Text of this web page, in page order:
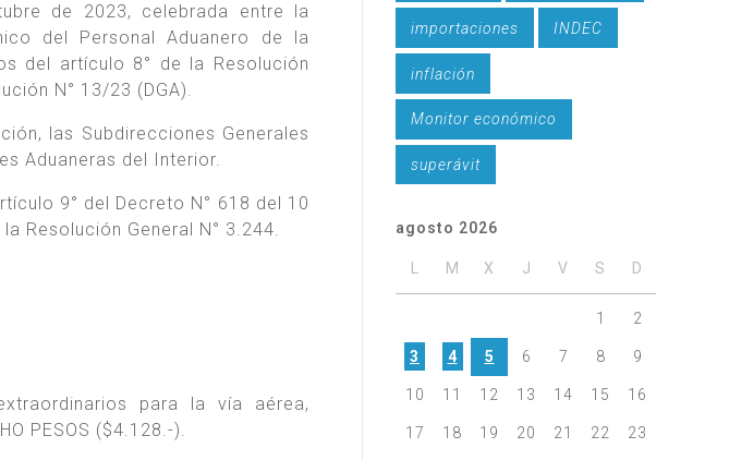
de 2023, celebrada entre la
del Personal Aduanero de la
del artículo 8° de la Resolución
N° 13/23 (DGA).
las Subdirecciones Generales
Aduaneras del Interior.
9° del Decreto N° 618 del 10
Resolución General N° 3.244.
para la vía aérea,
PESOS ($4.128.-).
importaciones INDEC
inflación
Monitor económico
superávit
agosto 2026
M X J V S D
1 2
3 4 5 6 7 8 9
10 11 12 13 14 15 16
17 18 19 20 21 22 23